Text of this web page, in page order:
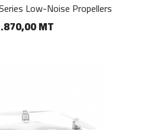
Low-Noise Propellers
MT